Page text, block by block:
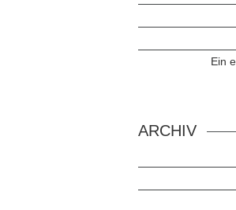
Ein
ARCHIV